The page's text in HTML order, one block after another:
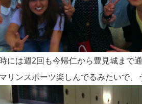
には週2回も今帰仁から豊見城まで
リンスポーツ楽しんでるみたいで、